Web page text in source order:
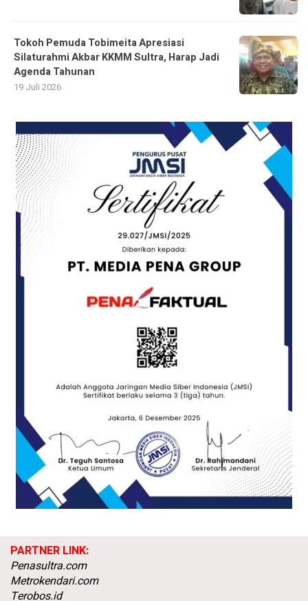
Tokoh Pemuda Tobimeita Apresiasi
Silaturahmi Akbar KKMM Sultra, Harap Jadi
Agenda Tahunan
19 Juli 2026
PARTNER LINK:
Penasultra.com
Metrokendari.com
Terobos.id